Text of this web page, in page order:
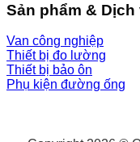
Sản phẩm & Dịch
Van công nghiệp
Thiết bị đo lường
Thiết bị bảo ôn
Phụ kiện đường ống